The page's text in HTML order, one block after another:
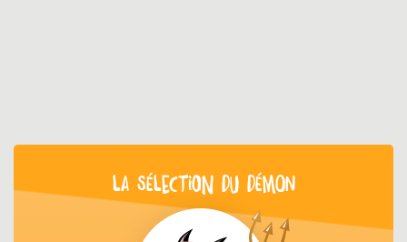
LA SÉLECTION DU DÉMON